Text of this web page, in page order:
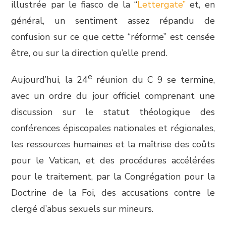
illustrée par le fiasco de la “Lettergate” et, en
général, un sentiment assez répandu de
confusion sur ce que cette “réforme” est censée
être, ou sur la direction qu’elle prend.
Aujourd’hui, la 24e réunion du C 9 se termine,
avec un ordre du jour officiel comprenant une
discussion sur le statut théologique des
conférences épiscopales nationales et régionales,
les ressources humaines et la maîtrise des coûts
pour le Vatican, et des procédures accélérées
pour le traitement, par la Congrégation pour la
Doctrine de la Foi, des accusations contre le
clergé d’abus sexuels sur mineurs.